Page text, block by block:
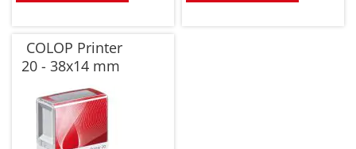
COLOP Printer
20 - 38x14 mm